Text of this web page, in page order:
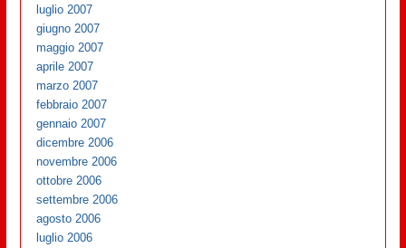
luglio 2007
giugno 2007
maggio 2007
aprile 2007
marzo 2007
febbraio 2007
gennaio 2007
dicembre 2006
novembre 2006
ottobre 2006
settembre 2006
agosto 2006
luglio 2006